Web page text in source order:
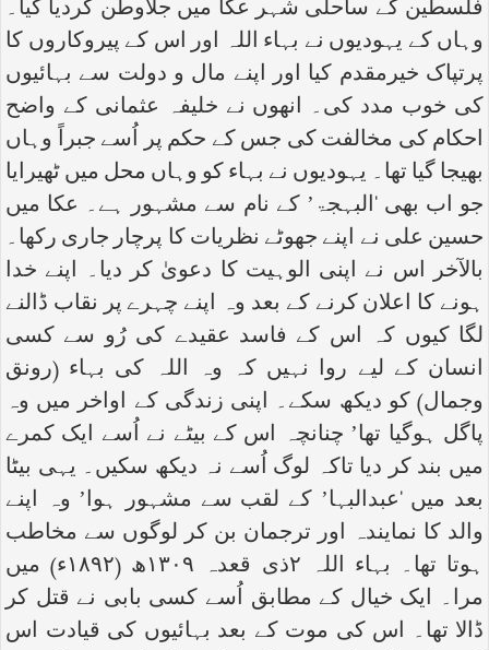
فلسطین کے ساحلی شہر عکا میں جلاوطن کردیا گیا۔
وہاں کے یہودیوں نے بہاء اللہ اور اس کے پیروکاروں کا
پرتپاک خیرمقدم کیا اور اپنے مال و دولت سے بہائیوں
کی خوب مدد کی۔ انھوں نے خلیفہ عثمانی کے واضح
احکام کی مخالفت کی جس کے حکم پر اُسے جبراً وہاں
بھیجا گیا تھا۔ یہودیوں نے بہاء کو وہاں محل میں ٹھیرایا
جو اب بھی ‘البہجۃ’ کے نام سے مشہور ہے۔ عکا میں
حسین علی نے اپنے جھوٹے نظریات کا پرچار جاری رکھا۔
بالآخر اس نے اپنی الوہیت کا دعویٰ کر دیا۔ اپنے خدا
ہونے کا اعلان کرنے کے بعد وہ اپنے چہرے پر نقاب ڈالنے
لگا کیوں کہ اس کے فاسد عقیدے کی رُو سے کسی
انسان کے لیے روا نہیں کہ وہ اللہ کی بہاء (رونق
وجمال) کو دیکھ سکے۔ اپنی زندگی کے اواخر میں وہ
پاگل ہوگیا تھا’ چنانچہ اس کے بیٹے نے اُسے ایک کمرے
میں بند کر دیا تاکہ لوگ اُسے نہ دیکھ سکیں۔ یہی بیٹا
بعد میں ‘عبدالبہا’ کے لقب سے مشہور ہوا’ وہ اپنے
والد کا نمایندہ اور ترجمان بن کر لوگوں سے مخاطب
ہوتا تھا۔ بہاء اللہ ۲ذی قعدہ ۱۳۰۹ھ (۱۸۹۲ء) میں
مرا۔ ایک خیال کے مطابق اُسے کسی بابی نے قتل کر
ڈالا تھا۔ اس کی موت کے بعد بہائیوں کی قیادت اس